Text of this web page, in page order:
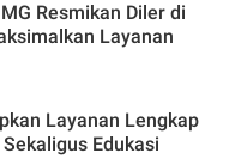
Resmikan Diler di
Layanan
Layanan Lengkap
Edukasi